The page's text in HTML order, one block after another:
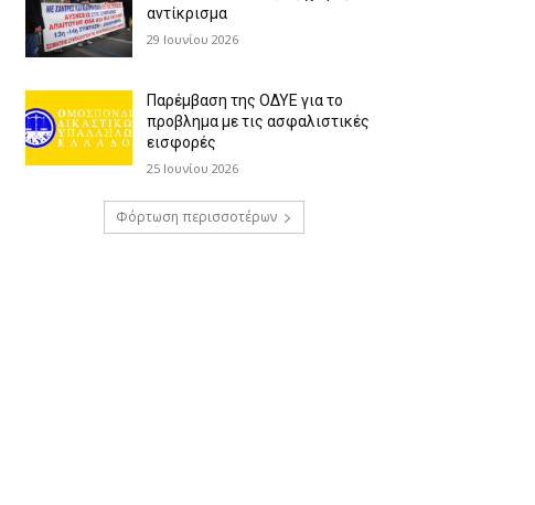
αντίκρισμα
29 Ιουνίου 2026
Παρέμβαση της ΟΔΥΕ για το
προβλημα με τις ασφαλιστικές
εισφορές
25 Ιουνίου 2026
Φόρτωση περισσοτέρων